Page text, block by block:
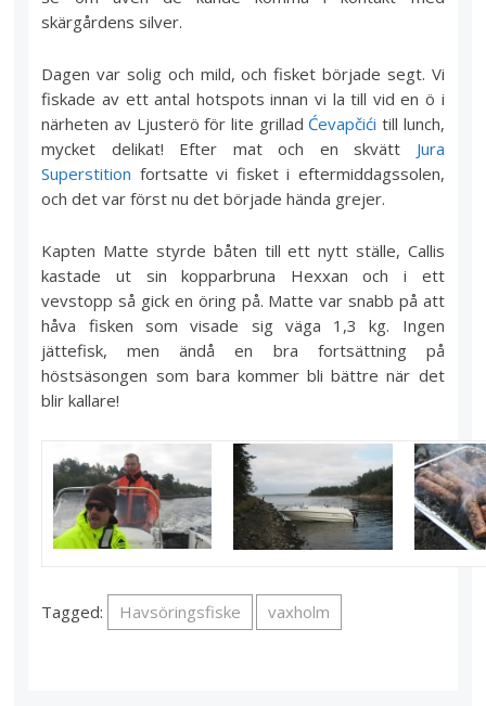
skärgårdens silver.
Dagen var solig och mild, och fisket började segt. Vi
fiskade av ett antal hotspots innan vi la till vid en ö i
närheten av Ljusterö för lite grillad Ćevapčići till lunch,
mycket delikat! Efter mat och en skvätt Jura
Superstition fortsatte vi fisket i eftermiddagssolen,
och det var först nu det började hända grejer.
Kapten Matte styrde båten till ett nytt ställe, Callis
kastade ut sin kopparbruna Hexxan och i ett
vevstopp så gick en öring på. Matte var snabb på att
håva fisken som visade sig väga 1,3 kg. Ingen
jättefisk, men ändå en bra fortsättning på
höstsäsongen som bara kommer bli bättre när det
blir kallare!
Tagged: Havsöringsfiske vaxholm